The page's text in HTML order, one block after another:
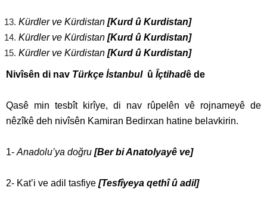
Kürdler ve Kürdistan [Kurd û Kurdistan]
Kürdler ve Kürdistan [Kurd û Kurdistan]
Kürdler ve Kürdistan [Kurd û Kurdistan]
Nivîsên di nav Türkçe İstanbul û Îçtihadê de
Qasê min tesbît kirîye, di nav rûpelên vê rojnameyê de
nêzîkê deh nivîsên Kamiran Bedirxan hatine belavkirin.
1- Anadolu’ya doğru [Ber bi Anatolyayê ve]
2- Kat’i ve adil tasfiye [Tesfîyeya qethî û adil]